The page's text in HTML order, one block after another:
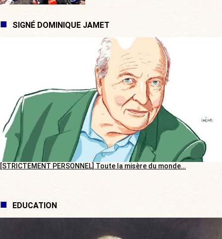
SIGNÉ DOMINIQUE JAMET
[STRICTEMENT PERSONNEL] Toute la misère du monde…
EDUCATION